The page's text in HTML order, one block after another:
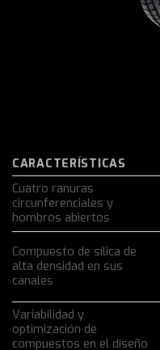
CARACTERÍSTICAS
Cuatro ranuras
circunferenciales y
hombros abiertos
Compuesto de sílica de
alta densidad en sus
canales
Variabilidad y
optimización de
compuestos en el diseño